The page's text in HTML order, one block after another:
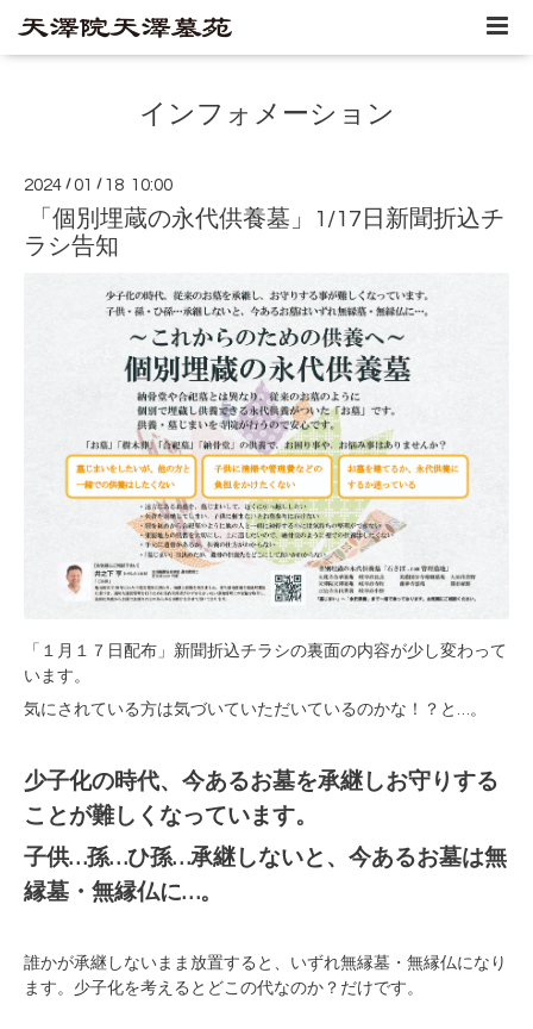
インフォメーション
2024 /01 / 18 10:00
「個別埋蔵の永代供養墓」1/17日新聞折込チ
ラシ告知
「１月１７日配布」新聞折込チラシの裏面の内容が少し変わって
います。
気にされている方は気づいていただいているのかな！？と…。
少子化の時代、今あるお墓を承継しお守りする
ことが難しくなっています。
子供…孫…ひ孫…承継しないと、今あるお墓は無
縁墓・無縁仏に…。
誰かが承継しないまま放置すると、いずれ無縁墓・無縁仏になり
ます。少子化を考えるとどこの代なのか？だけです。